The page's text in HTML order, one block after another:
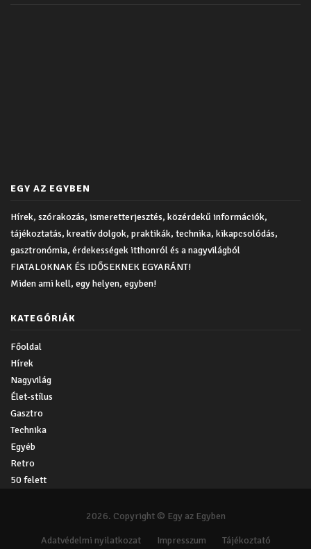
EGY AZ EGYBEN
Hírek, szórakozás, ismeretterjesztés, közérdekű információk,
tájékoztatás, kreatív dolgok, praktikák, technika, kikapcsolódás,
gasztronómia, érdekességek itthonról és a nagyvilágból
FIATALOKNAK ÉS IDŐSEKNEK EGYARÁNT!
Miden ami kell, egy helyen, egyben!
KATEGÓRIÁK
Főoldal
Hírek
Nagyvilág
Élet-stílus
Gasztro
Technika
Egyéb
Retro
50 felett
2026. Copyright © Egy az Egyben
Adatvédelmi nyilatkozat Impresszum
Tájékoztató